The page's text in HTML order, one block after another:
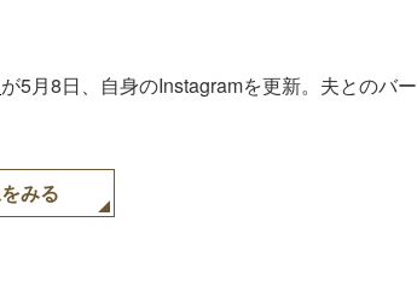
が5月8日、自身のInstagramを更新。夫とのバー
みる